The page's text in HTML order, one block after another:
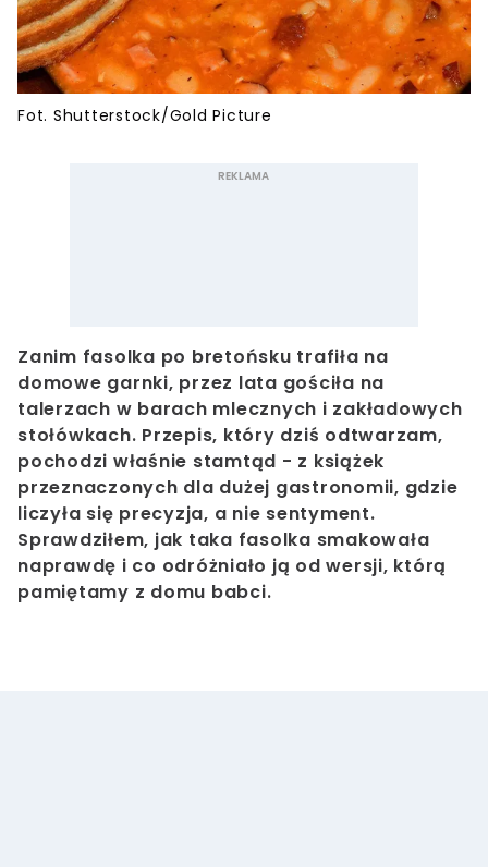
Fot. Shutterstock/Gold Picture
Zanim fasolka po bretońsku trafiła na
domowe garnki, przez lata gościła na
talerzach w barach mlecznych i zakładowych
stołówkach. Przepis, który dziś odtwarzam,
pochodzi właśnie stamtąd - z książek
przeznaczonych dla dużej gastronomii, gdzie
liczyła się precyzja, a nie sentyment.
Sprawdziłem, jak taka fasolka smakowała
naprawdę i co odróżniało ją od wersji, którą
pamiętamy z domu babci.